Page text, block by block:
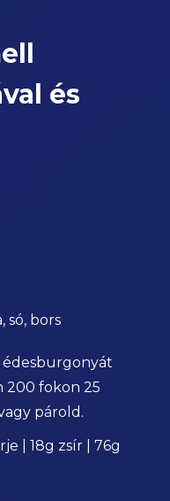
és
só, bors
édesburgonyát
200 fokon 25
párold.
| 18g zsír | 76g